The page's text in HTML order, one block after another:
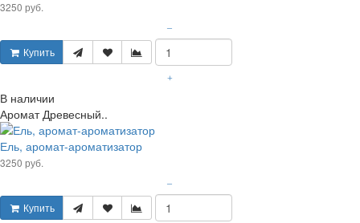
3250 руб.
Купить
–
+
В наличии
Аромат Древесный..
Ель, аромат-ароматизатор
3250 руб.
Купить
–